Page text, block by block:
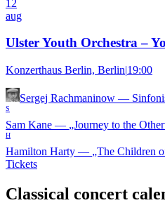
12
aug
Ulster Youth Orchestra –
Konzerthaus Berlin, Berlin|19:00
Sergej Rachmaninow —
S
Sam Kane — „Journey to the
H
Hamilton Harty — „The Children
Tickets
Classical concert